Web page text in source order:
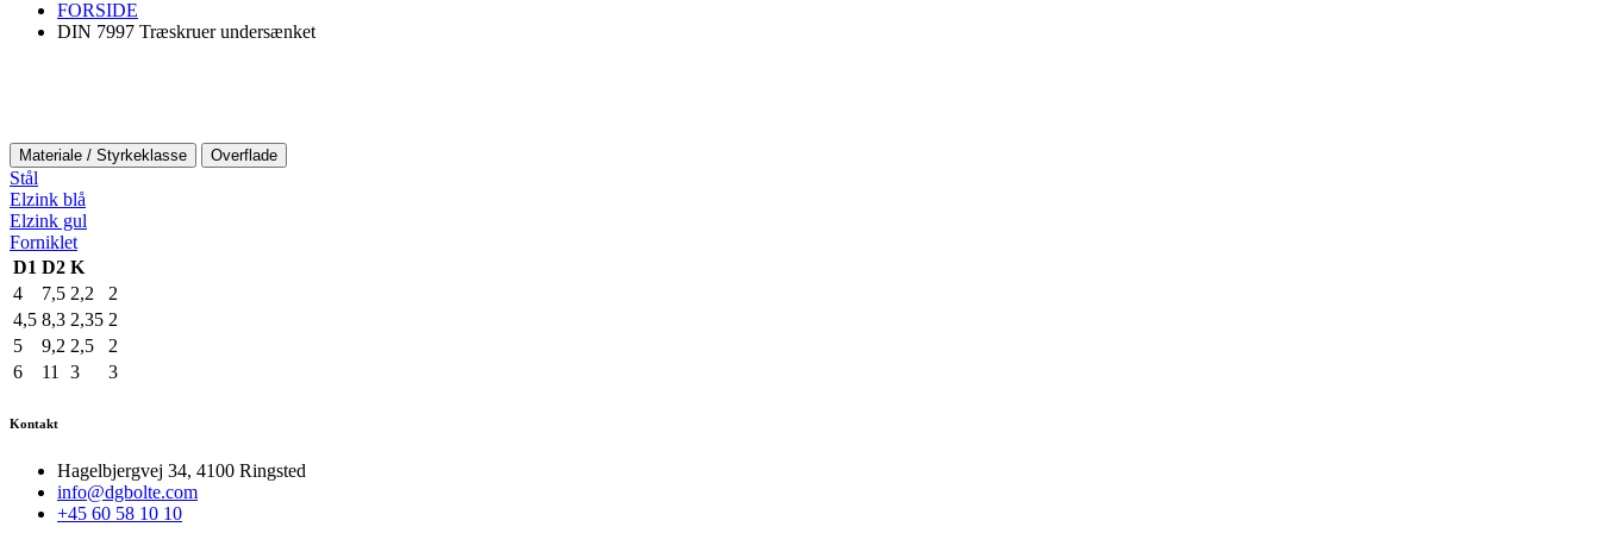
FORSIDE
DIN 7997 Træskruer undersænket
Materiale / Styrkeklasse Overflade
Stål
Elzink blå
Elzink gul
Forniklet
D1 D2 K
4
7,5 2,2
2
4,5 8,3 2,35 2
5
9,2 2,5
2
6
11 3 3
Kontakt
Hagelbjergvej 34, 4100 Ringsted
info@dgbolte.com
+45 60 58 10 10